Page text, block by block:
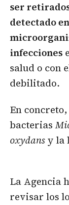
ser
detectado
infecciones
salud o con
debilitado.
En
bacterias
oxydansy la
La Agencia
revisar los